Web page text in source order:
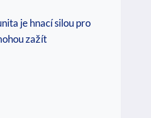
je hnací silou pro
zažít